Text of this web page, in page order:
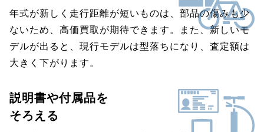
年式が新しく走行距離が短いものは、部品の傷みも少
ないため、高価買取が期待できます。また、新しいモ
デルが出ると、現行モデルは型落ちになり、査定額は
大きく下がります。
説明書や付属品を
そろえる